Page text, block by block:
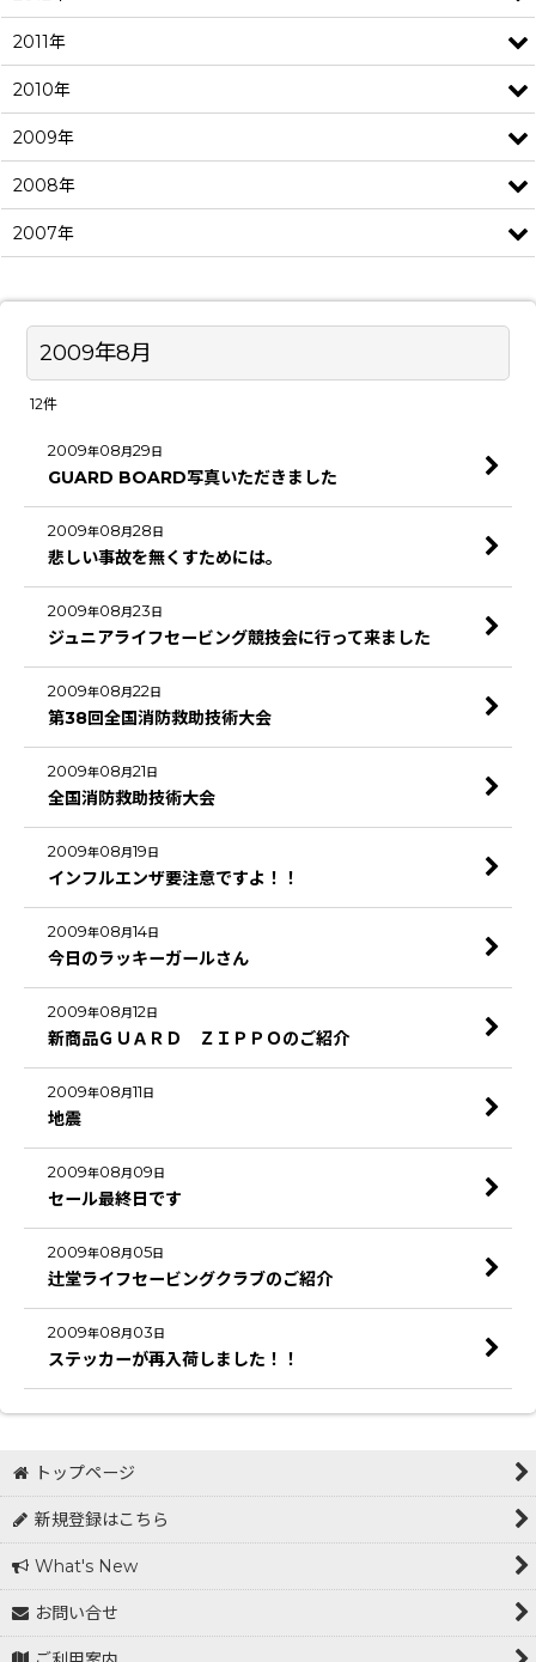
2009年8月
12件
2009年08月29 日
GUARD BOARD写真いただきました
2009年08月28 日
悲しい事故を無くすためには。
2009年08月23 日
ジュニアライフセービング競技会に行って来ました
2009年08月22日
第38回全国消防救助技術大会
2009年08月21 日
全国消防救助技術大会
2009年08月19 日
インフルエンザ要注意ですよ！！
2009年08月14日
今日のラッキーガールさん
2009年08月12日
新商品ＧＵＡＲＤ ＺＩＰＰＯのご紹介
2009年08月11 日
地震
2009年08月 09 日
セール最終日です
2009年08月 05日
辻堂ライフセービングクラブのご紹介
2009年08月 03 日
ステッカーが再入荷しました！！
2011年
2010年
2009年
2008年
2007年
トップページ
新規登録はこちら
What's New
お問い合せ